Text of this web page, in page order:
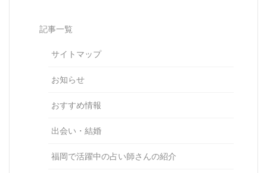
記事一覧
サイトマップ
お知らせ
おすすめ情報
出会い・結婚
福岡で活躍中の占い師さんの紹介